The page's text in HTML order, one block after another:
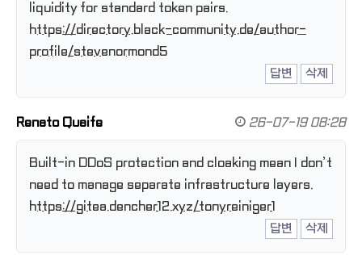
liquidity for standard token pairs.
https://directory.black-community.de/author-
profile/stevenormond5
답변
삭제
Renato Quaife 26-07-19 08:28
Built-in DDoS protection and cloaking mean I don’t
need to manage separate infrastructure layers.
https://gitea.dencher12.xyz/tonyreiniger1
답변
삭제